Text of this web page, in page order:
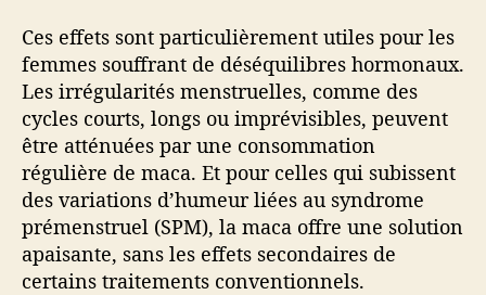
Ces effets sont particulièrement utiles pour les
femmes souffrant de déséquilibres hormonaux.
Les irrégularités menstruelles, comme des
cycles courts, longs ou imprévisibles, peuvent
être atténuées par une consommation
régulière de maca. Et pour celles qui subissent
des variations d’humeur liées au syndrome
prémenstruel (SPM), la maca offre une solution
apaisante, sans les effets secondaires de
certains traitements conventionnels.